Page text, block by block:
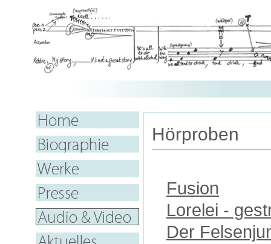
Hörproben
Fusion
Lorelei -
Der